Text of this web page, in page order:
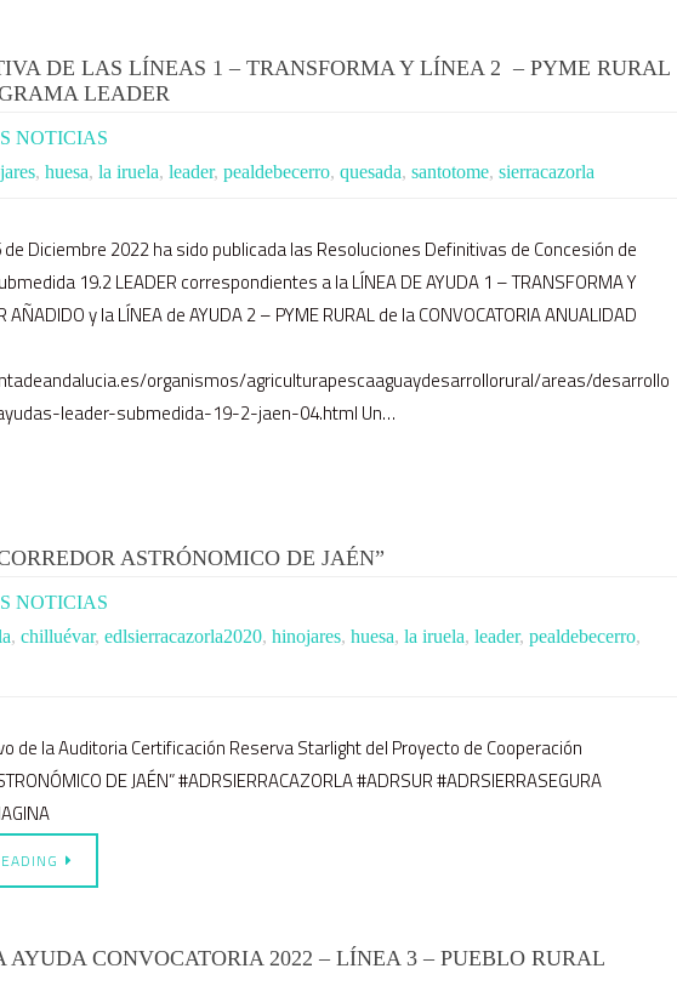
DE LAS LÍNEAS 1 – TRANSFORMA Y LÍNEA 2 – PYME RURAL
LEADER
NOTICIAS
, huesa, la iruela, leader, pealdebecerro, quesada, santotome, sierracazorla
de Diciembre 2022 ha sido publicada las Resoluciones Definitivas de Concesión de
19.2 LEADER correspondientes a la LÍNEA DE AYUDA 1 – TRANSFORMA Y
AÑADIDO y la LÍNEA de AYUDA 2 – PYME RURAL de la CONVOCATORIA ANUALIDAD
organismos/agriculturapescaaguaydesarrollorural/areas/desarrollo
leader-submedida-19-2-jaen-04.html Un…
ASTRÓNOMICO DE JAÉN”
NOTICIAS
, chilluévar, edlsierracazorla2020, hinojares, huesa, la iruela, leader, pealdebecerro,
de la Auditoria Certificación Reserva Starlight del Proyecto de Cooperación
DE JAÉN” #ADRSIERRACAZORLA #ADRSUR #ADRSIERRASEGURA
CONVOCATORIA 2022 – LÍNEA 3 – PUEBLO RURAL